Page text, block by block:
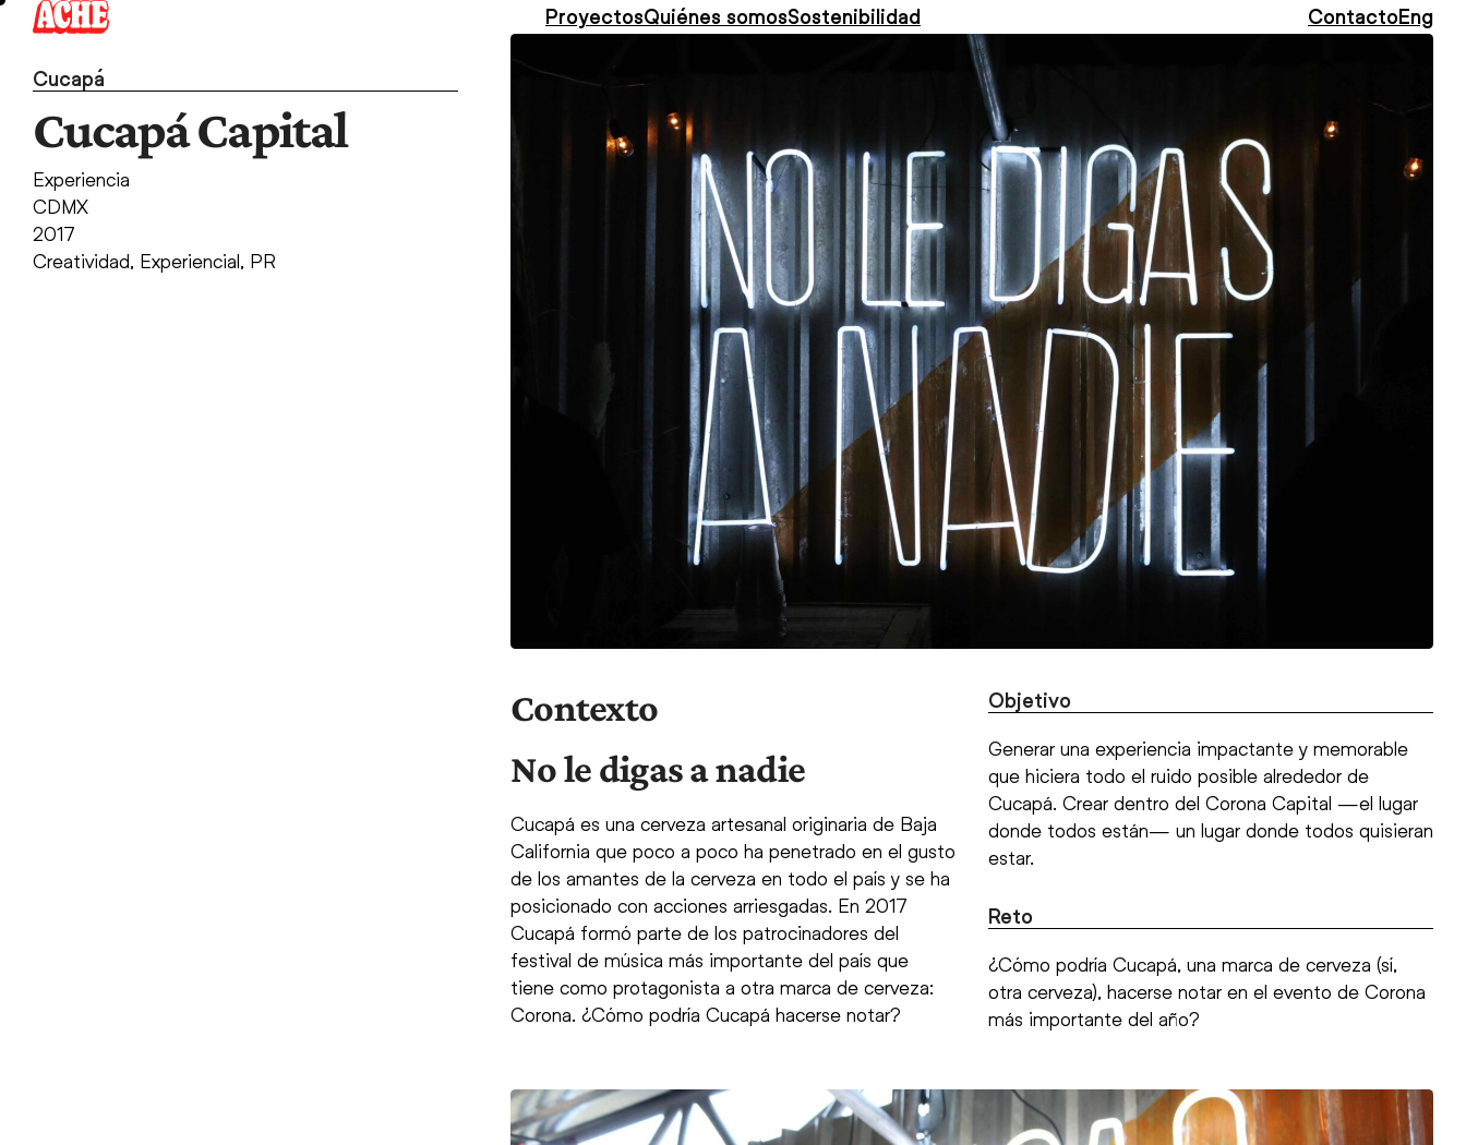
Skip
content
ProyectosQuiénes somosSostenibilidad ContactoEng
Cucapá
Cucapá Capital
Experiencia
CDMX
2017
Creatividad, Experiencial, PR
Contexto
No le digas a nadie
Cucapá es una cerveza artesanal originaria de Baja
California que poco a poco ha penetrado en el gusto
de los amantes de la cerveza en todo el país y se ha
posicionado con acciones arriesgadas. En 2017
Cucapá formó parte de los patrocinadores del
festival de música más importante del país que
tiene como protagonista a otra marca de cerveza:
Corona. ¿Cómo podría Cucapá hacerse notar?
Objetivo
Generar una experiencia impactante y memorable
que hiciera todo el ruido posible alrededor de
Cucapá. Crear dentro del Corona Capital —el lugar
donde todos están— un lugar donde todos quisieran
estar.
Reto
¿Cómo podría Cucapá, una marca de cerveza (sí,
otra cerveza), hacerse notar en el evento de Corona
más importante del año?